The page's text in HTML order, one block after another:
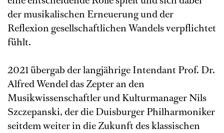
der musikalischen Erneuerung und der
Reflexion gesellschaftlichen Wandels verpflichtet
fühlt.
2021 übergab der langjährige Intendant Prof. Dr.
Alfred Wendel das Zepter an den
Musikwissenschaftler und Kulturmanager Nils
Szczepanski, der die Duisburger Philharmoniker
seitdem weiter in die Zukunft des klassischen